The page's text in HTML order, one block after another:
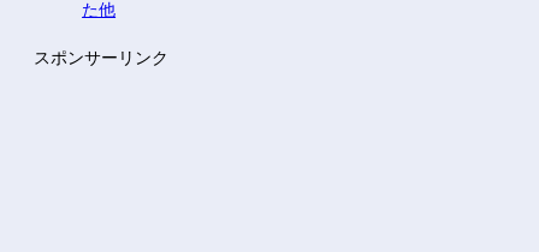
た他
スポンサーリンク